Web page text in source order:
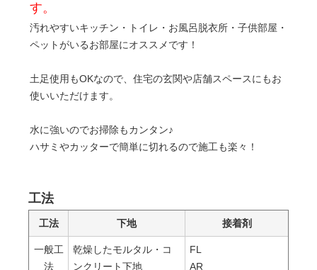
す。
汚れやすいキッチン・トイレ・お風呂脱衣所・子供部屋・
ペットがいるお部屋にオススメです！
土足使用もOKなので、住宅の玄関や店舗スペースにもお
使いいただけます。
水に強いのでお掃除もカンタン♪
ハサミやカッターで簡単に切れるので施工も楽々！
工法
工法 下地 接着剤
一般工
法
乾燥したモルタル・コ
ンクリート下地
FL
AR